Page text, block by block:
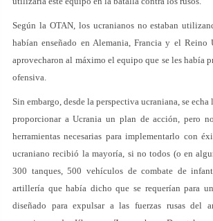
Según la OTAN, los ucranianos no estaban
habían enseñado en Alemania, Francia y el
aprovecharon al máximo el equipo que se les había
ofensiva.
Sin embargo, desde la perspectiva ucraniana, se echa
proporcionar a Ucrania un plan de acción, pero
herramientas necesarias para implementarlo con
ucraniano recibió la mayoría, si no todos (o en
300 tanques, 500 vehículos de combate de
artillería que había dicho que se requerían para
diseñado para expulsar a las fuerzas rusas del